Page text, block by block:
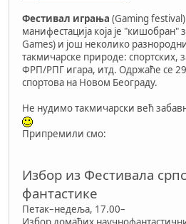
Фестивал играња (Gaming
манифестација која је "кишобран"
Games) и још неколико
такмичарске природе: спортских,
ФРП/РПГ игара, итд. Одржаће се
спортова на Новом Београду.
Не нудимо такмичарски већ
Припремили смо:
Избор из Фестивала
фантастике
Петак–недеља, 17.00–